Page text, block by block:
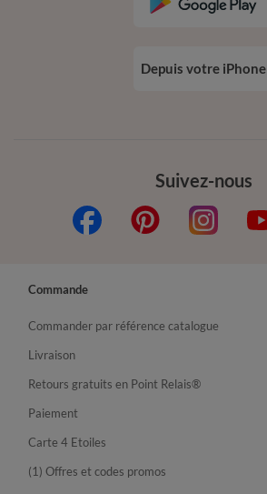
Suivez-nous
Depuis votre iPhone
Commande
Commander par référence catalogue
Livraison
Retours gratuits en Point Relais®
Paiement
Carte 4 Etoiles
(1) Offres et codes promos